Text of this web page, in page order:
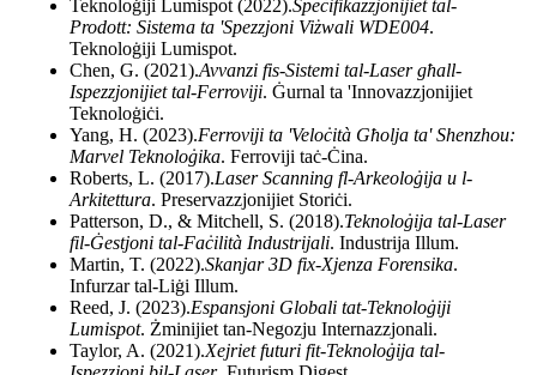
Teknoloġiji Lumispot (2022).Speċifikazzjonijiet tal-
Prodott: Sistema ta 'Spezzjoni Viżwali WDE004.
Teknoloġiji Lumispot.
Chen, G. (2021).Avvanzi fis-Sistemi tal-Laser għall-
Ispezzjonijiet tal-Ferroviji. Ġurnal ta 'Innovazzjonijiet
Teknoloġiċi.
Yang, H. (2023).Ferroviji ta 'Veloċità Għolja ta' Shenzhou:
Marvel Teknoloġika. Ferroviji taċ-Ċina.
Roberts, L. (2017).Laser Scanning fl-Arkeoloġija u l-
Arkitettura. Preservazzjonijiet Storiċi.
Patterson, D., & Mitchell, S. (2018).Teknoloġija tal-Laser
fil-Ġestjoni tal-Faċilità Industrijali. Industrija Illum.
Martin, T. (2022).Skanjar 3D fix-Xjenza Forensika.
Infurzar tal-Liġi Illum.
Reed, J. (2023).Espansjoni Globali tat-Teknoloġiji
Lumispot. Żminijiet tan-Negozju Internazzjonali.
Taylor, A. (2021).Xejriet futuri fit-Teknoloġija tal-